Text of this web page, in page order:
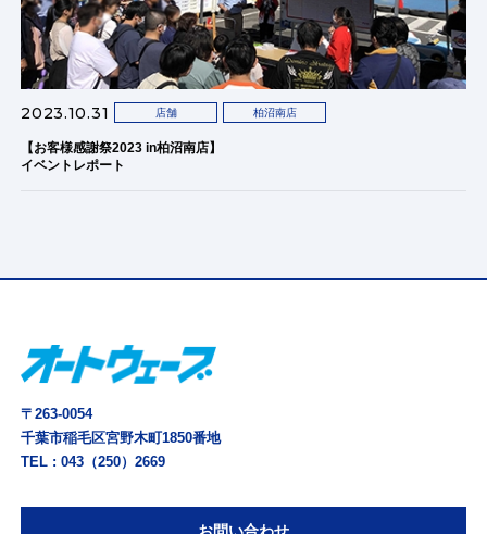
2023.10.31 店舗 柏沼南店
【お客様感謝祭2023 in柏沼南店】
イベントレポート
〒263-0054
千葉市稲毛区宮野木町1850番地
TEL :043（250）2669